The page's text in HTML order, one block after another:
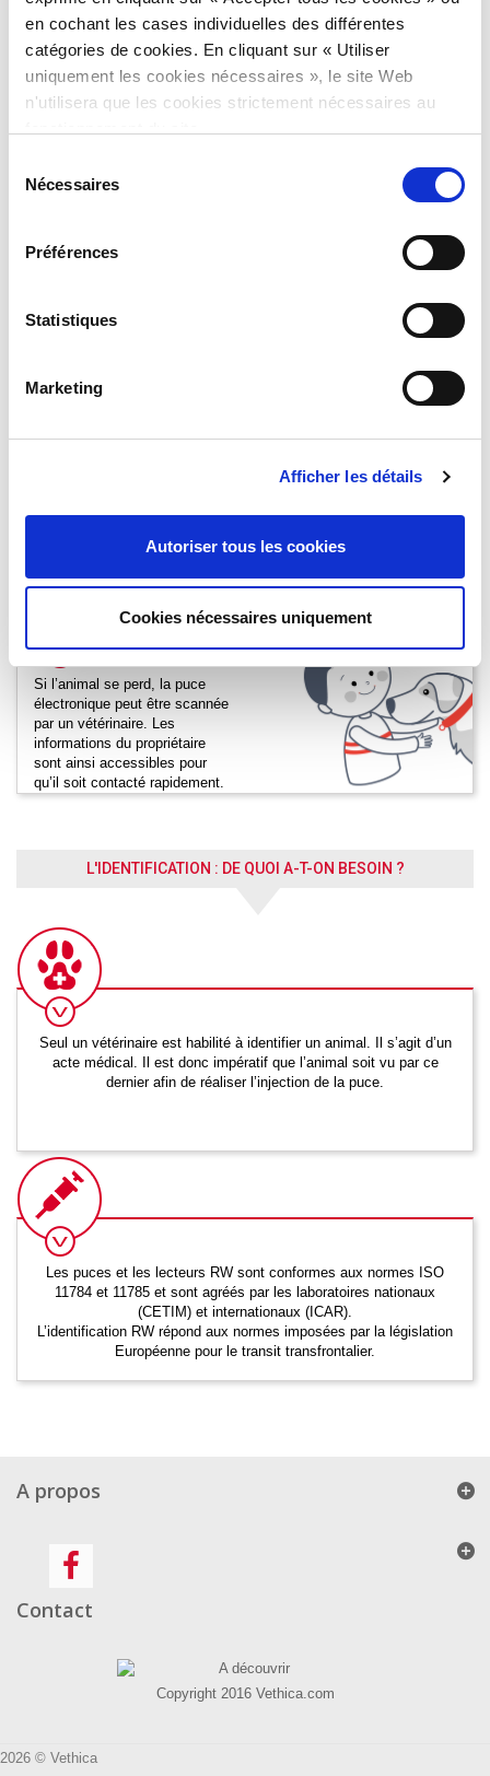
en cochant les cases individuelles des différentes
catégories de cookies. En cliquant sur « Utiliser
uniquement les cookies nécessaires », le site Web
n'utilisera que les cookies strictement nécessaires au
Nécessaires
Préférences
Statistiques
Marketing
Afficher les détails
Autoriser tous les cookies
Cookies nécessaires uniquement
et que le code correspond bien
l’étiquette.
Implantez la puce Vethica et
aisément localisable.
vous aurez créé votre compte
Si l’animal se perd, la puce
électronique peut être scannée
par un vétérinaire. Les
informations du propriétaire
sont ainsi accessibles pour
qu’il soit contacté rapidement.
L'IDENTIFICATION : DE QUOI A-T-ON BESOIN ?
Seul un vétérinaire est habilité à identifier un animal. Il s’agit d’un
acte médical. Il est donc impératif que l’animal soit vu par ce
dernier afin de réaliser l’injection de la puce.
Les puces et les lecteurs RW sont conformes aux normes ISO
11784 et 11785 et sont agréés par les laboratoires nationaux
(CETIM) et internationaux (ICAR).
L’identification RW répond aux normes imposées par la législation
Européenne pour le transit transfrontalier.
A propos
Contact
Copyright 2016 Vethica.com
2026 © Vethica